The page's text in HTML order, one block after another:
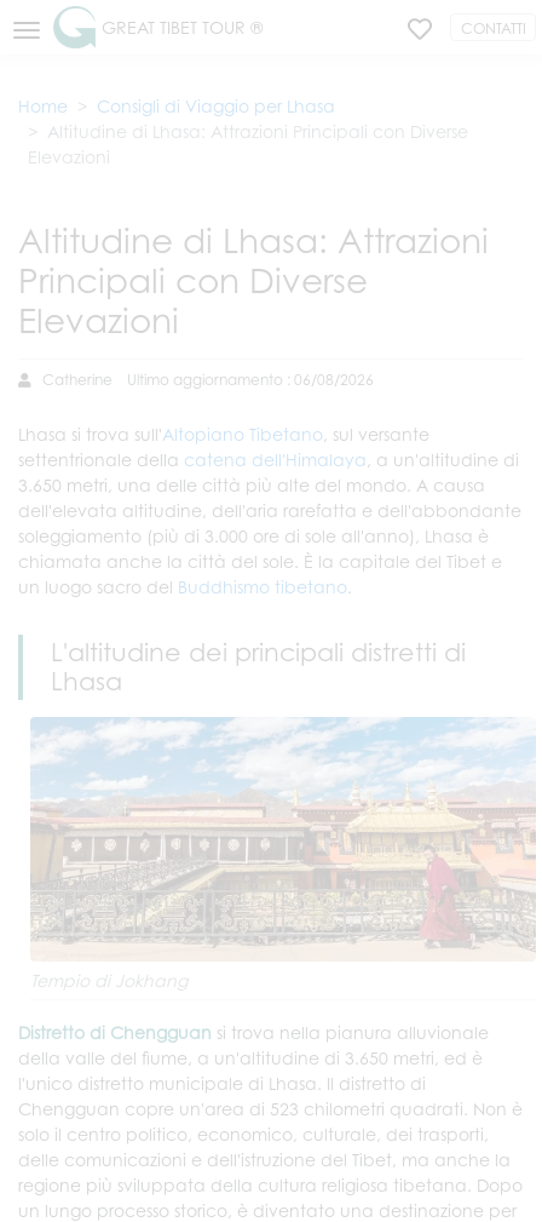
GREAT TIBET TOUR ® CONTATTI
Home
Consigli di Viaggio per Lhasa
Altitudine di Lhasa: Attrazioni Principali con Diverse
Elevazioni
Altitudine di Lhasa: Attrazioni
Principali con Diverse
Elevazioni
Catherine Ultimo aggiornamento : 06/08/2026
Lhasa si trova sull'Altopiano Tibetano, sul versante
settentrionale della catena dell'Himalaya, a un'altitudine di
3.650 metri, una delle città più alte del mondo. A causa
dell'elevata altitudine, dell'aria rarefatta e dell'abbondante
soleggiamento (più di 3.000 ore di sole all'anno), Lhasa è
chiamata anche la città del sole. È la capitale del Tibet e
un luogo sacro del Buddhismo tibetano
L'altitudine dei principali distretti di
Lhasa
Tempio di Jokhang
Distretto di Chengguan si trova nella pianura alluvionale
della valle del fiume, a un'altitudine di 3.650 metri, ed è
l'unico distretto municipale di Lhasa. Il distretto di
Chengguan copre un'area di 523 chilometri quadrati. Non è
solo il centro politico, economico, culturale, dei trasporti,
delle comunicazioni e dell'istruzione del Tibet, ma anche la
regione più sviluppata della cultura religiosa tibetana. Dopo
un lungo processo storico, è diventato una destinazione per